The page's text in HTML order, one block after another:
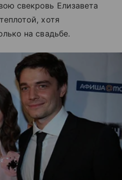
свекровь Елизавета
хотя
на свадьбе.